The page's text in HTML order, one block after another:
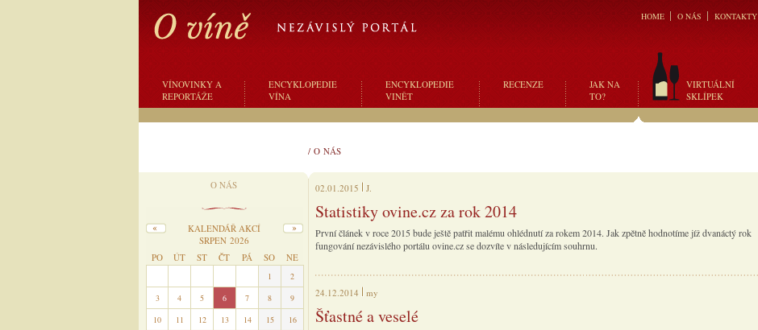
HOME O NÁS KONTAKTY
VÍNOVINKY A
REPORTÁŽE
ENCYKLOPEDIE
VÍNA
ENCYKLOPEDIE
VINĚT
RECENZE
JAK NA
TO?
VIRTUÁLNÍ
SKLÍPEK
/ O NÁS
O NÁS
KALENDÁŘ AKCÍ
SRPEN 2026
PO
ÚT ST ČT PÁ SO NE
1
2
3
4 5 6 7 8
9
10
11 12 13 14 15
16
02.01.2015 J.
Statistiky ovine.cz za rok 2014
První článek v roce 2015 bude ještě patřit malému ohlédnutí za rokem 2014. Jak zpětně hodnotíme jíž dvanáctý rok
fungování nezávislého portálu ovine.cz se dozvíte v následujícím souhrnu.
24.12.2014 my
Šťastné a veselé